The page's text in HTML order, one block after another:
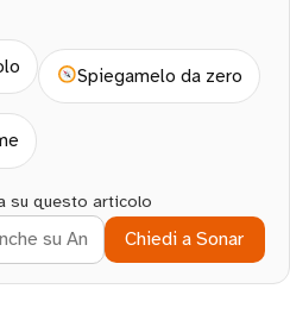
Spiegamelo da zero
su questo articolo
Chiedi a Sonar